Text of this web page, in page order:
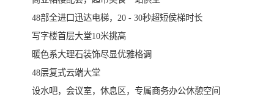
48部全进口迅达电梯，20 - 30秒超短侯梯时长
写字楼首层大堂10米挑高
暖色系大理石装饰尽显优雅格调
48层复式云端大堂
设水吧，会议室，休息区，专属商务办公休憩空间